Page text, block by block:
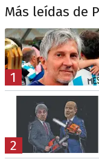
Más leídas de
1
2